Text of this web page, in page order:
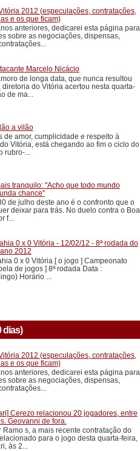
2012 (especulações, contratações,
e os que ficam)
anteriores, dedicarei esta página para
sobre as negociações, dispensas,
Marcelo Nicácio
de longa data, que nunca resultou
diretoria do Vitória acertou nesta quarta-
de ma...
a vilão
de amor, cumplicidade e respeito à
Vitória, está chegando ao fim o ciclo do
...
tranquilo: "Acho que todo mundo
chance"
de julho deste ano é o confronto que o
deixar para trás. No duelo contra o Boa
f...
0 x 0 Vitória - 12/02/12 - 8ª rodada do
2012
0 x 0 Vitória [ o jogo ] Campeonato
de jogos ] 8ª rodada Data :
Horário ...
dias)
2012 (especulações, contratações,
e os que ficam)
anteriores, dedicarei esta página para
sobre as negociações, dispensas,
Cerezo relacionou 20 jogadores, entre
Geovanni de fora.
Ramo s, a mais recente contratação do
para o jogo desta quarta-feira,
às 2...